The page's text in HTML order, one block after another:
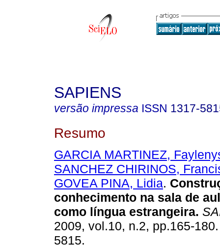
SAPIENS
versão impressa ISSN 1317-
Resumo
GARCIA MARTINEZ,
SANCHEZ CHIRINOS,
GOVEA PINA, Lidia.
conhecimento na sala de
como língua estrangeira.
2009, vol.10, n.2, pp.165-
5815.